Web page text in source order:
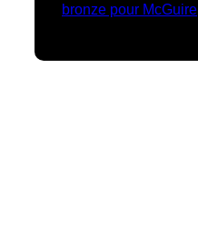
bronze pour McGuire